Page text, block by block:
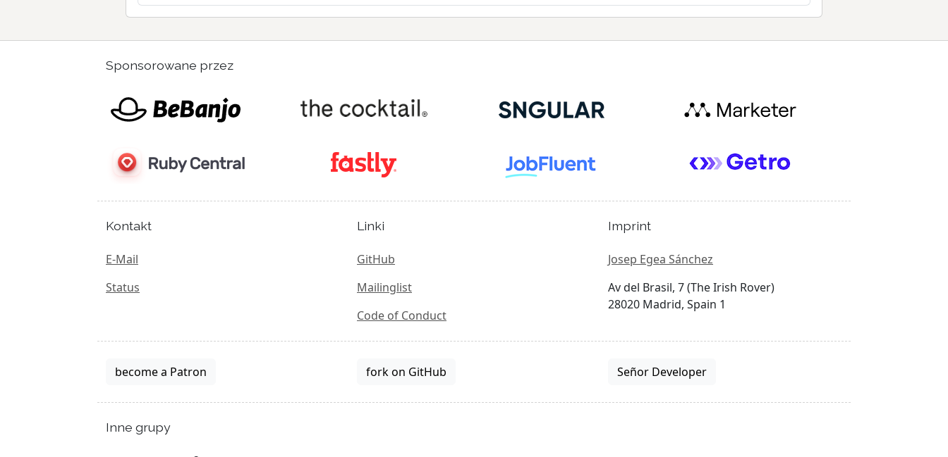
Sponsorowane przez
Kontakt
E-Mail
Status
Linki
GitHub
Mailinglist
Code of Conduct
Imprint
Josep Egea Sánchez
Av del Brasil, 7 (The Irish Rover)
28020 Madrid, Spain 1
become a Patron fork on GitHub Señor Developer
Inne grupy